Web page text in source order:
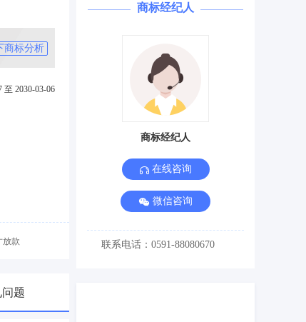
商标分析
至 2030-03-06
放款
题
商标经纪人
商标经纪人
在线咨询
微信咨询
联系电话：0591-88080670